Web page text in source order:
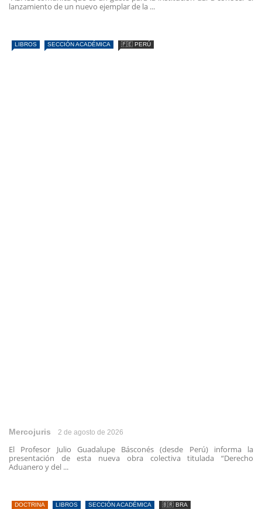
lanzamiento de un nuevo ejemplar de la ...
LIBROS SECCIÓN ACADÉMICA 🇵🇪 PERÚ
Mercojuris 2 de agosto de 2026
El Profesor Julio Guadalupe Básconés (desde Perú) informa la
presentación de esta nueva obra colectiva titulada “Derecho
Aduanero y del ...
DOCTRINA LIBROS SECCIÓN ACADÉMICA 🇧🇷 BRA